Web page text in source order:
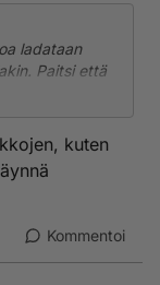
ladataan
Paitsi että
mainiosti
yhtään
ainakin
kuten
Kommentoi